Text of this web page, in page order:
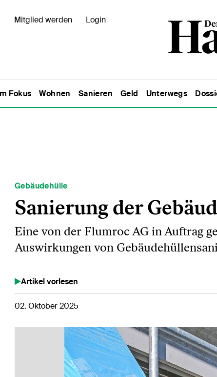
Mitglied werden Login
Fokus Wohnen Sanieren Geld Unterwegs
Gebäudehülle
Sanierung der
Eine von der Flumroc AG in Auftrag
Auswirkungen von
Artikel vorlesen
02. Oktober 2025